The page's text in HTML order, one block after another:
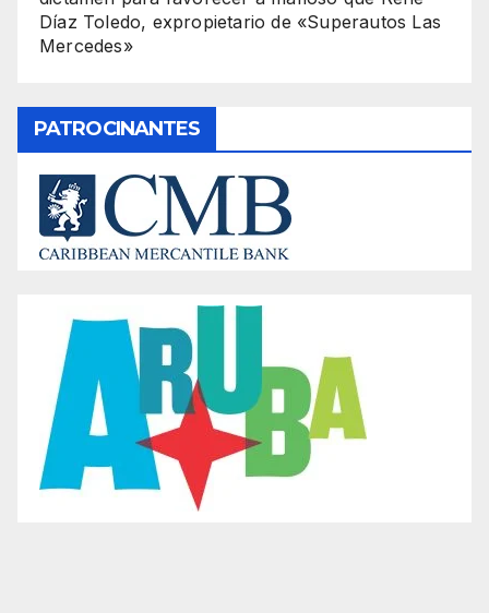
Díaz Toledo, expropietario de «Superautos Las
Mercedes»
PATROCINANTES